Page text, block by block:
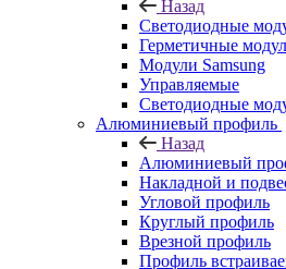
Назад
Светодиодные
Герметичные
Модули Samsung
Управляемые
Светодиодные
Алюминиевый профиль
Назад
Алюминиевый
Накладной и
Угловой профиль
Круглый профиль
Врезной профиль
Профиль